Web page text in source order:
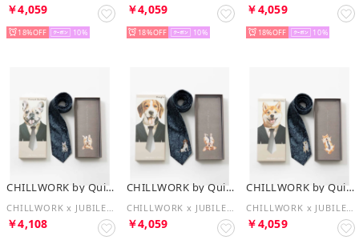
￥4,059
18% 10
￥4,059
18% 10
￥4,059
18% 10
CHILLWORK by Quit Running
￥4,108
CHILLWORK by Quit Running
￥4,059
CHILLWORK by Quit Running
￥4,059